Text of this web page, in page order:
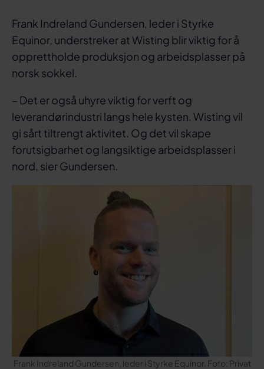
Frank Indreland Gundersen, leder i Styrke
Equinor, understreker at Wisting blir viktig for å
opprettholde produksjon og arbeidsplasser på
norsk sokkel.
– Det er også uhyre viktig for verft og
leverandørindustri langs hele kysten. Wisting vil
gi sårt tiltrengt aktivitet. Og det vil skape
forutsigbarhet og langsiktige arbeidsplasser i
nord, sier Gundersen.
Frank Indreland Gundersen, leder i Styrke Equinor. Foto: Privat